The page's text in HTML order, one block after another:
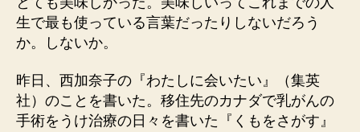
生で最も使っている言葉だったりしないだろう
か。しないか。
昨日、西加奈子の『わたしに会いたい』（集英
社）のことを書いた。移住先のカナダで乳がんの
手術をうけ治療の日々を書いた『くもをさがす』